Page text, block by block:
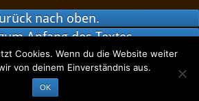
nach oben.
Anfang des Textes.
Cookies. Wenn du die Website weiter
von deinem Einverständnis aus.
OK